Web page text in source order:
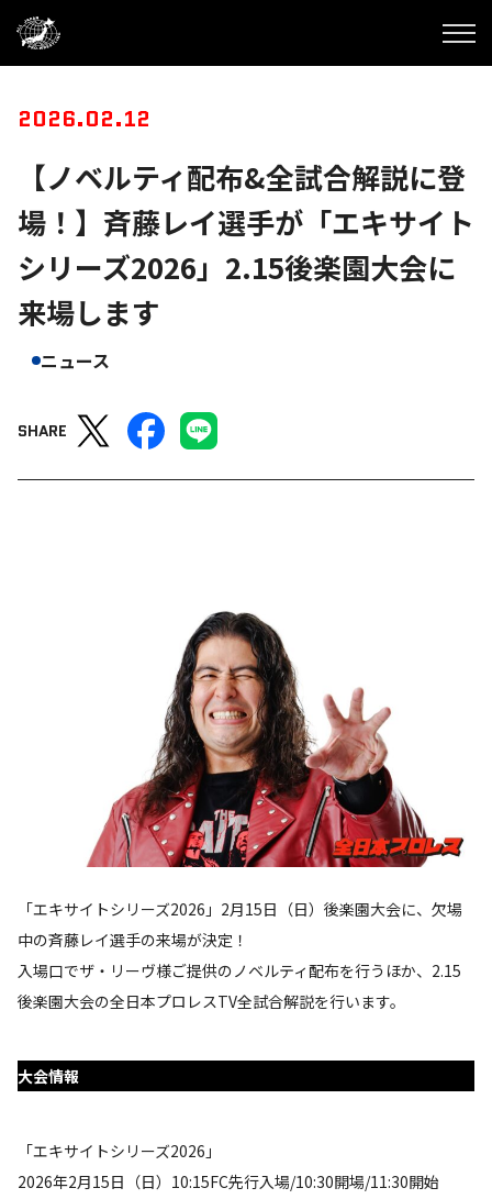
2026.02.12
【ノベルティ配布&全試合解説に登
場！】斉藤レイ選手が「エキサイト
シリーズ2026」2.15後楽園大会に
来場します
ニュース
SHARE
「エキサイトシリーズ2026」2月15日（日）後楽園大会に、欠場
中の斉藤レイ選手の来場が決定！
入場口でザ・リーヴ様ご提供のノベルティ配布を行うほか、2.15
後楽園大会の全日本プロレスTV全試合解説を行います。
大会情報
「エキサイトシリーズ2026」
2026年2月15日（日）10:15FC先行入場/10:30開場/11:30開始